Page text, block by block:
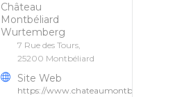
Château
Montbéliard
Wurtemberg
7 Rue des Tours,
25200 Montbéliard
Site Web
https://